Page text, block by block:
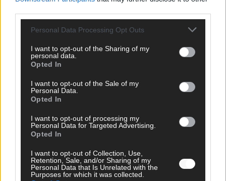
Personal Data Processing Opt Outs
I want to opt-out of the Sharing of my
personal data.
Opted In
I want to opt-out of the Sale of my
Personal Data.
Opted In
I want to opt-out of processing my
Personal Data for Targeted Advertising.
Opted In
I want to opt-out of Collection, Use,
Retention, Sale, and/or Sharing of my
Personal Data that Is Unrelated with the
Purposes for which it was collected.
AD